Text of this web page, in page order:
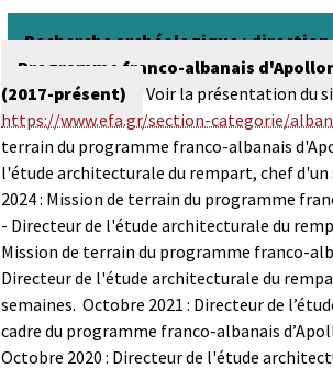
Recherche archéologique :
Programme franco-albanais
(2017-présent)
Voir la présentation du
https://www.efa.gr/section-categorie/
terrain du programme franco-albanais
l'étude architecturale du rempart, chef d'un
2024 : Mission de terrain du programme
- Directeur de l'étude architecturale du
Mission de terrain du programme franco-
Directeur de l'étude architecturale du
semaines. Octobre 2021 : Directeur de
cadre du programme franco-albanais
Octobre 2020 : Directeur de l'étude